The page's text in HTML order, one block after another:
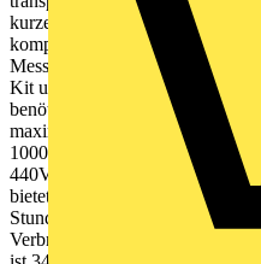
kurzen oder langen Kabeln
komplexe IT-
Messwerts zu gewährleisten,
Kit und die Sonde ein Signal
benötigen. Es ermöglicht die
maximalen Kapazität von 20µF
1000V AC/DC, wenn es nicht
440V AC/DC, wenn es an das
bietet eine Autonomie von 24
Stunden und einer
Verbrauch von 4 W. Das